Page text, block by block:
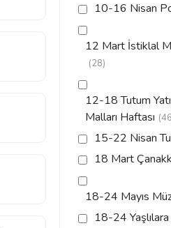
10-16 Nisan
12 Mart İstiklal
(28)
12-18 Tutum
Malları Haftası
15-22 Nisan
18 Mart
18-24 Mayıs
18-24 Yaşlılara